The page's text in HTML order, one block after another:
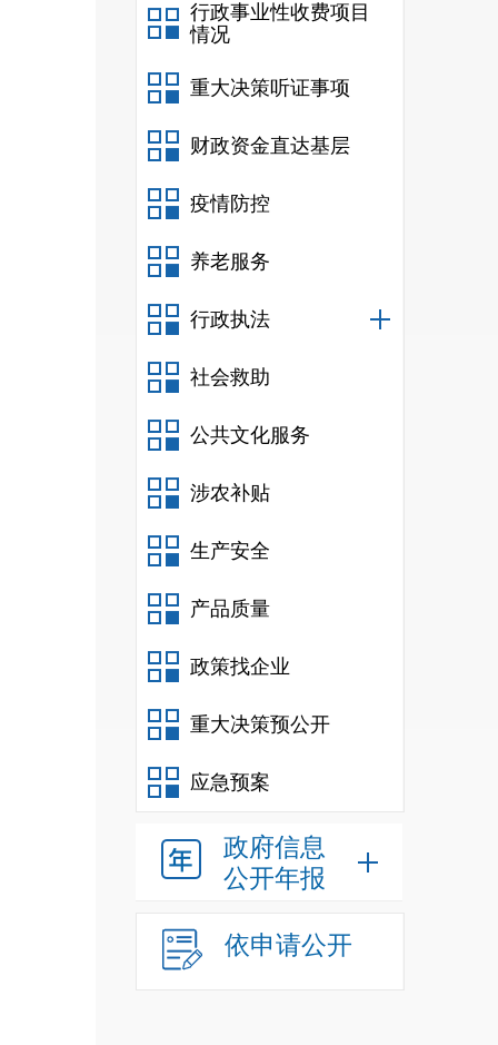
行政事业性收费项目
情况
重大决策听证事项
财政资金直达基层
疫情防控
养老服务
行政执法
社会救助
公共文化服务
涉农补贴
生产安全
产品质量
政策找企业
重大决策预公开
应急预案
政府信息
公开年报
依申请公开